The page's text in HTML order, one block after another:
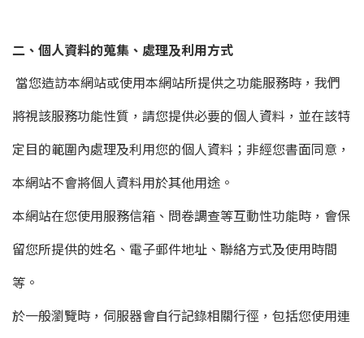
二、個人資料的蒐集、處理及利用方式
當您造訪本網站或使用本網站所提供之功能服務時，我們
將視該服務功能性質，請您提供必要的個人資料，並在該特
定目的範圍內處理及利用您的個人資料；非經您書面同意，
本網站不會將個人資料用於其他用途。
本網站在您使用服務信箱、問卷調查等互動性功能時，會保
留您所提供的姓名、電子郵件地址、聯絡方式及使用時間
等。
於一般瀏覽時，伺服器會自行記錄相關行徑，包括您使用連